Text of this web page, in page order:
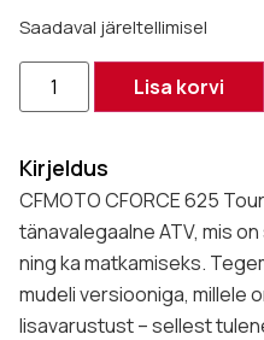
Saadaval järeltellimisel
Lisa korvi
Kirjeldus
CFMOTO CFORCE 625
tänavalegaalne ATV, mis
ning ka matkamiseks.
mudeli versiooniga, millele
lisavarustust – sellest